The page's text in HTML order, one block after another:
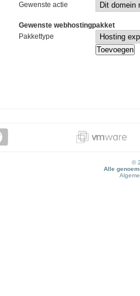
Gewenste actie
Gewenste webhostingpakket
Pakkettype
©
Alle